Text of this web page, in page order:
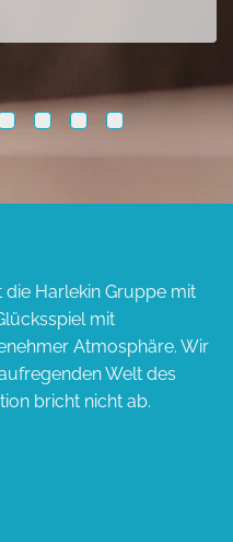
Harlekin Gruppe mit
mit
Atmosphäre. Wir
Welt des
bricht nicht ab.